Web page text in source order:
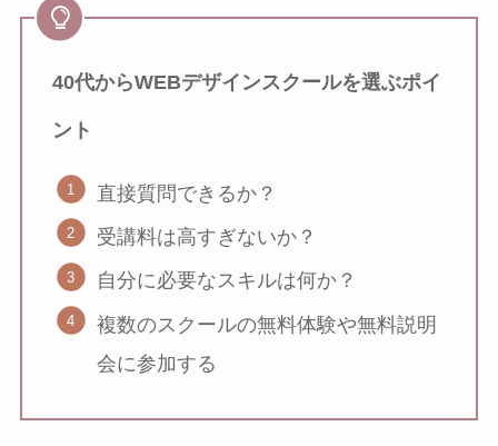
40代からWEBデザインスクールを選ぶポイ
ント
直接質問できるか？
受講料は高すぎないか？
自分に必要なスキルは何か？
複数のスクールの無料体験や無料説明
会に参加する